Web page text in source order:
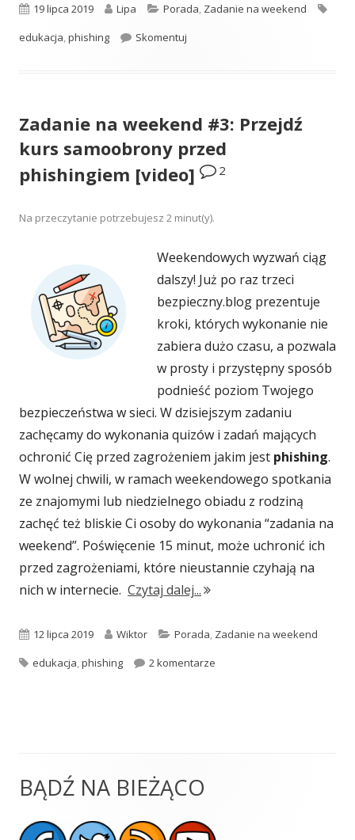
Opublikowano
19 lipca 2019 Autor
Lipa Kategorie
Porada, Zadanie na weekend
edukacja,phishing Skomentuj
Zadanie na weekend #3: Przejdź
kurs samoobrony przed
phishingiem [video]
2
Na przeczytanie potrzebujesz 2 minut(y).
Weekendowych wyzwań ciąg
dalszy! Już po raz trzeci
bezpieczny.blog prezentuje
kroki, których wykonanie nie
zabiera dużo czasu, a pozwala
w prosty i przystępny sposób
podnieść poziom Twojego
bezpieczeństwa w sieci. W dzisiejszym zadaniu
zachęcamy do wykonania quizów i zadań mających
ochronić Cię przed zagrożeniem jakim jest phishing.
W wolnej chwili, w ramach weekendowego spotkania
ze znajomymi lub niedzielnego obiadu z rodziną
zachęć też bliskie Ci osoby do wykonania “zadania na
weekend”. Poświęcenie 15 minut, może uchronić ich
przed zagrożeniami, które nieustannie czyhają na
nich w internecie. Czytaj dalej..."Zadanie na weekend
Opublikowano
12 lipca 2019 Autor
Wiktor Kategorie
Porada, Zadanie na weekend
Tagi
edukacja,phishing 2 komentarze
Główny
panel
BĄDŹ NA BIEŻĄCO